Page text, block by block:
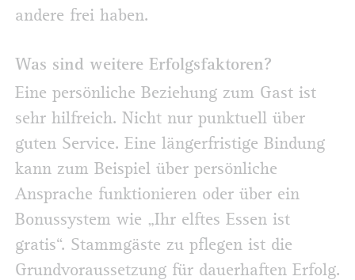
andere frei haben.
Was sind weitere Erfolgsfaktoren?
Eine persönliche Beziehung zum Gast ist
sehr hilfreich. Nicht nur punktuell über
guten Service. Eine längerfristige Bindung
kann zum Beispiel über persönliche
Ansprache funktionieren oder über ein
Bonussystem wie „Ihr elftes Essen ist
gratis“. Stammgäste zu pflegen ist die
Grundvoraussetzung für dauerhaften Erfolg.